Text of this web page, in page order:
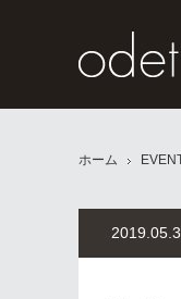
ホーム
2019.05.3